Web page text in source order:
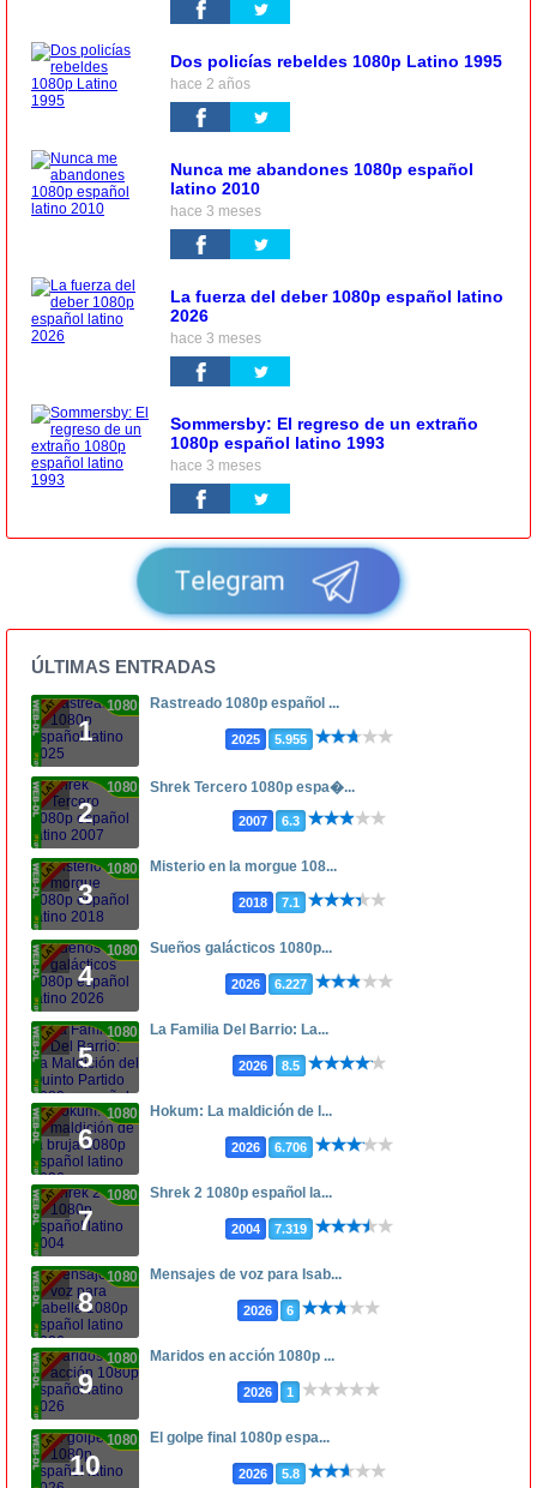
Dos policías rebeldes 1080p Latino 1995
hace 2 años
Nunca me abandones 1080p español
latino 2010
hace 3 meses
La fuerza del deber 1080p español latino
2026
hace 3 meses
Sommersby: El regreso de un extraño
1080p español latino 1993
hace 3 meses
Telegram
ÚLTIMAS ENTRADAS
1
1080p Rastreado 1080p español ...
2025 5.955
2
1080p Shrek Tercero 1080p espa�...
2007 6.3
3
1080p Misterio en la morgue 108...
2018 7.1
4
1080p Sueños galácticos 1080p...
2026 6.227
5
1080p La Familia Del Barrio: La...
2026 8.5
6
1080p Hokum: La maldición de l...
2026 6.706
7
1080p Shrek 2 1080p español la...
2004 7.319
8
1080p Mensajes de voz para Isab...
2026 6
9
1080p Maridos en acción 1080p ...
2026 1
10
1080p El golpe final 1080p espa...
2026 5.8